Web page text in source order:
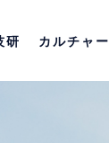
研 カルチャー